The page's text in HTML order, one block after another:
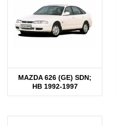
MAZDA 626 (GE) SDN;
HB 1992-1997